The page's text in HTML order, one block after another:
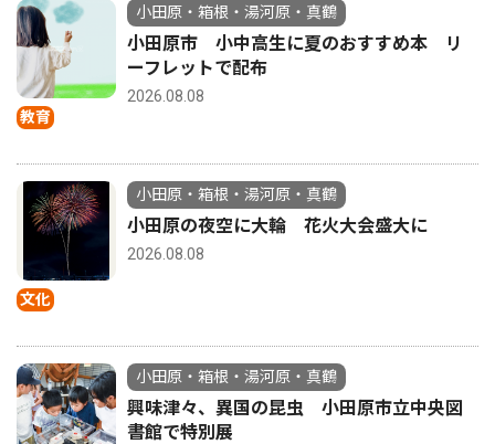
教育
小田原・箱根・湯河原・真鶴
小田原市 小中高生に夏のおすすめ本 リ
ーフレットで配布
2026.08.08
文化
小田原・箱根・湯河原・真鶴
小田原の夜空に大輪 花火大会盛大に
2026.08.08
小田原・箱根・湯河原・真鶴
興味津々、異国の昆虫 小田原市立中央図
書館で特別展